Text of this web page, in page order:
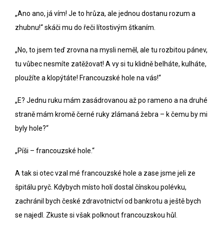
„Ano ano, já vím! Je to hrůza, ale jednou dostanu rozum a
zhubnu!“ skáči mu do řeči lítostivým štkaním.
„No, to jsem teď zrovna na mysli neměl, ale tu rozbitou pánev,
tu vůbec nesmíte zatěžovat! A vy si tu klidně belháte, kulháte,
ploužíte a klopýtáte! Francouzské hole na vás!“
„E? Jednu ruku mám zasádrovanou až po rameno a na druhé
straně mám kromě černé ruky zlámaná žebra – k čemu by mi
byly hole?“
„Píši – francouzské hole.“
A tak si otec vzal mé francouzské hole a zase jsme jeli ze
špitálu pryč. Kdybych místo holí dostal čínskou polévku,
zachránil bych české zdravotnictví od bankrotu a ještě bych
se najedl. Zkuste si však polknout francouzskou hůl.